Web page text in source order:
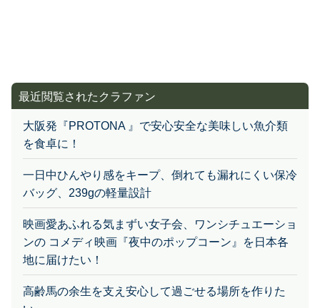
大阪発『PROTONA 』で安心安全な美味しい魚介類
を食卓に！
一日中ひんやり感をキープ、倒れても漏れにくい保冷
バッグ、239gの軽量設計
映画愛あふれる気まずい女子会、ワンシチュエーショ
ンの コメディ映画『夜中のポップコーン』を日本各
地に届けたい！
高齢馬の余生を支え安心して過ごせる場所を作りた
い。